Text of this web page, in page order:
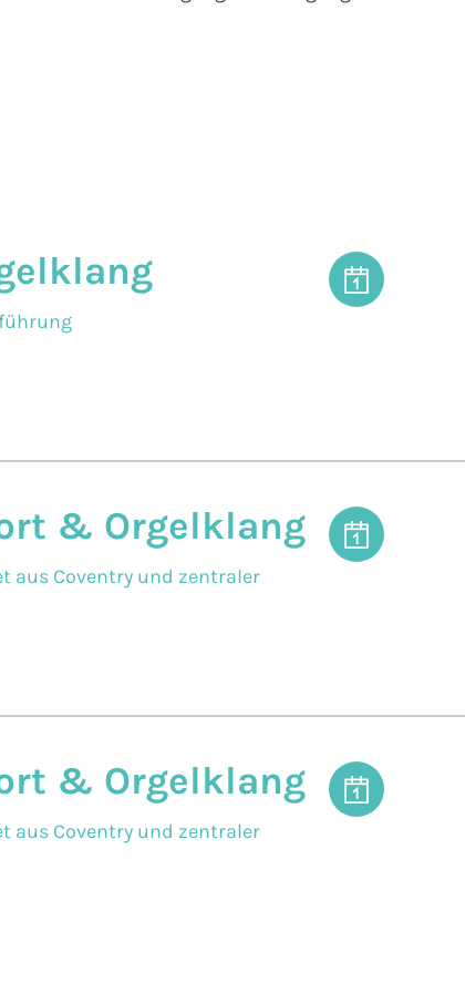
& Orgelklang
aus Coventry und zentraler
& Orgelklang
aus Coventry und zentraler